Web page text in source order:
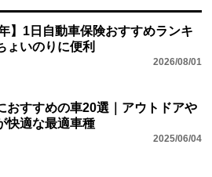
】1日自動車保険おすすめランキ
ょいのりに便利
2026/08/01
おすすめの車20選｜アウトドアや
快適な最適車種
2025/06/04